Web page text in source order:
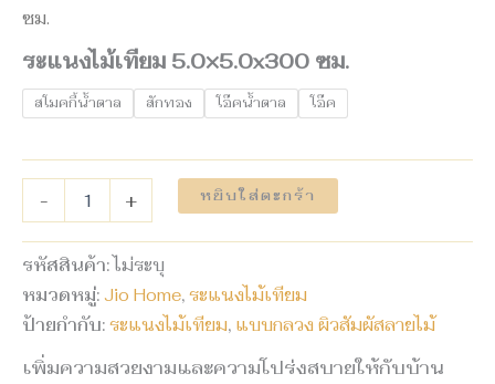
ซม.
ระแนงไม้เทียม 5.0×5.0x300 ซม.
สโมคกี้น้ำตาล สักทอง โอ๊คน้ำตาล โอ๊ค
- + หยิบใส่ตะกร้า
รหัสสินค้า: ไม่ระบุ
หมวดหมู่: Jio Home, ระแนงไม้เทียม
ป้ายกำกับ: ระแนงไม้เทียม, แบบกลวง ผิวสัมผัสลายไม้
เพิ่มความสวยงามและความโปร่งสบายให้กับบ้าน